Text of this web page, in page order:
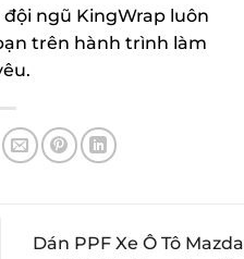
ngũ KingWrap luôn
trên hành trình làm
Dán PPF Xe Ô Tô Mazda